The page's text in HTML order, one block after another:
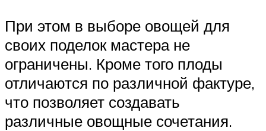
При этом в выборе овощей для
своих поделок мастера не
ограничены. Кроме того плоды
отличаются по различной фактуре,
что позволяет создавать
различные овощные сочетания.